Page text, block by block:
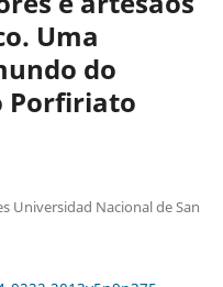
Uma
do
Porfiriato
Universidad Nacional de San